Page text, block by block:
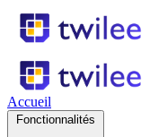
Accueil
Fonctionnalités